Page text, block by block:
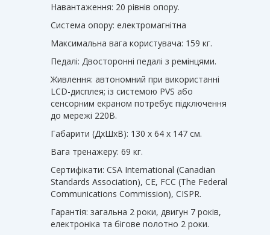
Навантаження: 20 рівнів опору.
Система опору: електромагнітна
Максимальна вага користувача: 159 кг.
Педалі: Двосторонні педалі з ремінцями.
Живлення: автономний при використанні
LCD-дисплея; із системою PVS або
сенсорним екраном потребує підключення
до мережі 220В.
Габарити (ДхШхВ): 130 х 64 х 147 см.
Вага тренажеру: 69 кг.
Сертифікати: CSA International (Canadian
Standards Association), CE, FCC (The Federal
Communications Commission), CISPR.
Гарантія: загальна 2 роки, двигун 7 років,
електроніка та бігове полотно 2 роки.